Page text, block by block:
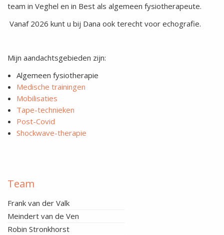
team in Veghel en in Best als algemeen fysiotherapeute.
Vanaf 2026 kunt u bij Dana ook terecht voor echografie.
Mijn aandachtsgebieden zijn:
Algemeen fysiotherapie
Medische trainingen
Mobilisaties
Tape-technieken
Post-Covid
Shockwave-therapie
Team
Frank van der Valk
Meindert van de Ven
Robin Stronkhorst